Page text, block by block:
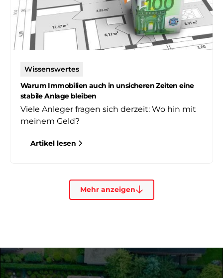
Wissenswertes
Warum Immobilien auch in unsicheren Zeiten eine
stabile Anlage bleiben
Viele Anleger fragen sich derzeit: Wo hin mit
meinem Geld?
Artikel lesen
Mehr anzeigen